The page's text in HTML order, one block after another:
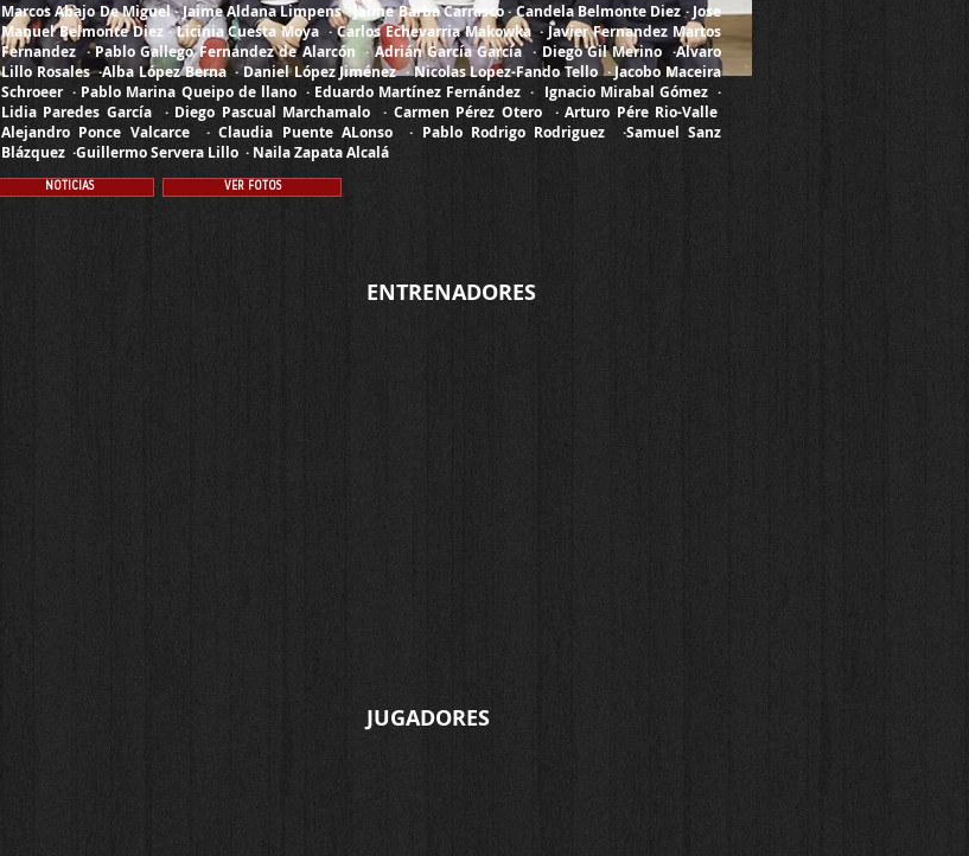
Marcos Abajo De Miguel · Jaime Aldana Limpens · Jaime Barba Carrasco · Candela Belmonte Diez · Jose
Manuel Belmonte Diez · Licinia Cuesta Moya · Carlos Echevarria Makowka · Javier Fernandez Martos
Fernandez · Pablo Gallego Fernandez de Alarcón · Adrián García García · Diego Gil Merino ·Alvaro
Lillo Rosales ·Alba López Berna · Daniel López Jiménez · Nicolas Lopez-Fando Tello · Jacobo Maceira
Schroeer · Pablo Marina Queipo de llano · Eduardo Martínez Fernández · Ignacio Mirabal Gómez ·
Lidia Paredes García · Diego Pascual Marchamalo · Carmen Pérez Otero · Arturo Pére Rio-Valle
Alejandro Ponce Valcarce · Claudia Puente ALonso · Pablo Rodrigo Rodriguez ·Samuel Sanz
Blázquez ·Guillermo Servera Lillo · Naila Zapata Alcalá
NOTICIAS VER FOTOS
JUGADORES
ENTRENADORES